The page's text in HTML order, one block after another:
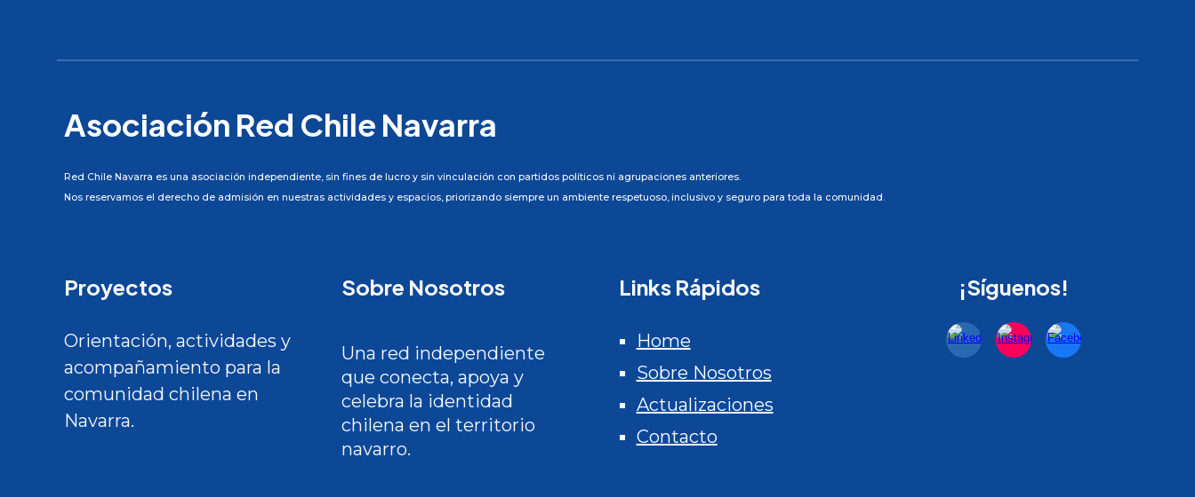
Asociación Red Chile Navarra
Red Chile Navarra es una asociación independiente, sin fines de lucro y sin vinculación con partidos políticos ni agrupaciones anteriores.
Nos reservamos el derecho de admisión en nuestras actividades y espacios, priorizando siempre un ambiente respetuoso, inclusivo y seguro para toda la comunidad.
Proyectos
Orientación, actividades y
acompañamiento para la
comunidad chilena en
Navarra.
Sobre Nosotros
Una red independiente
que conecta, apoya y
celebra la identidad
chilena en el territorio
navarro.
Links Rápidos
Home
Sobre Nosotros
Actualizaciones
Contacto
¡Síguenos!